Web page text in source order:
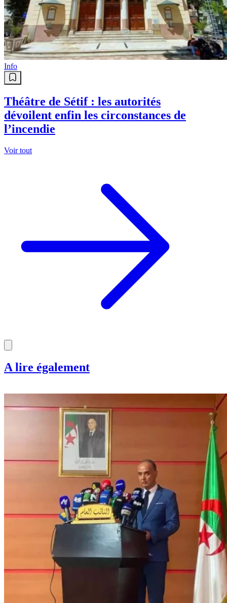
Info
Théâtre de Sétif : les autorités
dévoilent enfin les circonstances de
l’incendie
Voir tout
A lire également